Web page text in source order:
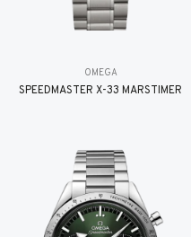
OMEGA
SPEEDMASTER X-33 MARSTIMER